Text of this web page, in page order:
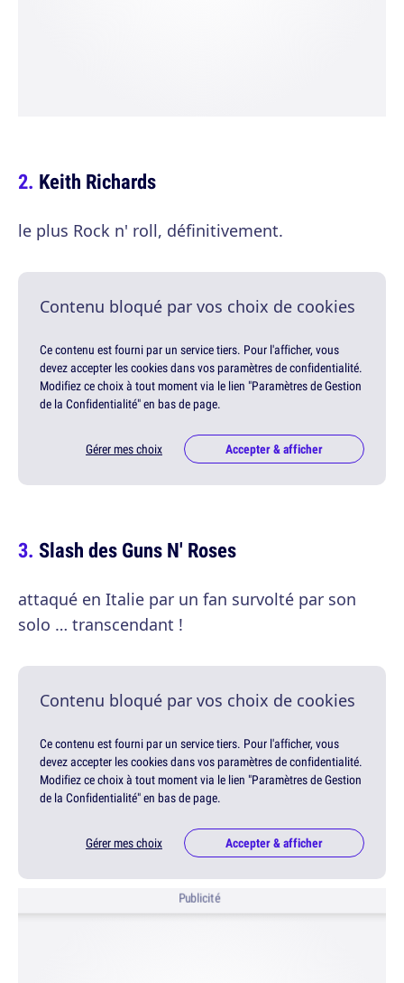
Keith Richards
le plus Rock n' roll, définitivement.
Contenu bloqué par vos choix de cookies
Ce contenu est fourni par un service tiers. Pour l'afficher, vous
devez accepter les cookies dans vos paramètres de confidentialité.
Modifiez ce choix à tout moment via le lien "Paramètres de Gestion
de la Confidentialité" en bas de page.
Gérer mes choix Accepter & afficher
Slash des Guns N' Roses
attaqué en Italie par un fan survolté par son
solo … transcendant !
Contenu bloqué par vos choix de cookies
Ce contenu est fourni par un service tiers. Pour l'afficher, vous
devez accepter les cookies dans vos paramètres de confidentialité.
Modifiez ce choix à tout moment via le lien "Paramètres de Gestion
de la Confidentialité" en bas de page.
Gérer mes choix Accepter & afficher
Publicité